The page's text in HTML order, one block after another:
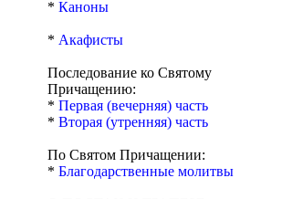
* Каноны
* Акафисты
Последование ко Святому
Причащению:
* Первая (вечерняя) часть
* Вторая (утренняя) часть
По Святом Причащении:
* Благодарственные молитвы